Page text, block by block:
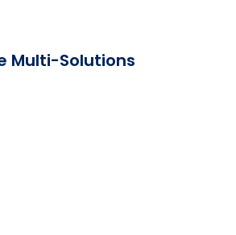
Multi-Solutions